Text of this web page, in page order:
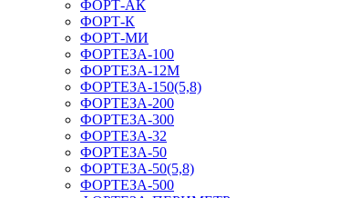
ФОРТ-АК
ФОРТ-К
ФОРТ-МИ
ФОРТЕЗА-100
ФОРТЕЗА-12М
ФОРТЕЗА-150(5,8)
ФОРТЕЗА-200
ФОРТЕЗА-300
ФОРТЕЗА-32
ФОРТЕЗА-50
ФОРТЕЗА-50(5,8)
ФОРТЕЗА-500